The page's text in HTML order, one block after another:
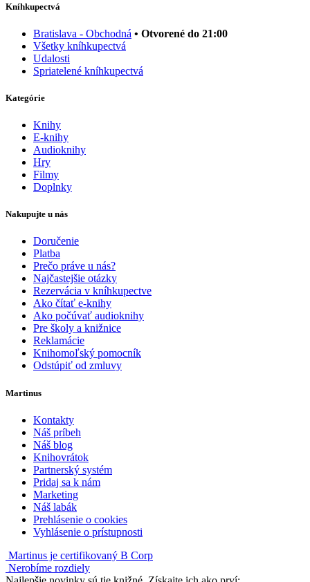
Kníhkupectvá
Bratislava - Obchodná • Otvorené do 21:00
Všetky kníhkupectvá
Udalosti
Spriatelené kníhkupectvá
Kategórie
Knihy
E-knihy
Audioknihy
Hry
Filmy
Doplnky
Nakupujte u nás
Doručenie
Platba
Prečo práve u nás?
Najčastejšie otázky
Rezervácia v kníhkupectve
Ako čítať e-knihy
Ako počúvať audioknihy
Pre školy a knižnice
Reklamácie
Knihomoľský pomocník
Odstúpiť od zmluvy
Martinus
Kontakty
Náš príbeh
Náš blog
Knihovrátok
Partnerský systém
Pridaj sa k nám
Marketing
Náš labák
Prehlásenie o cookies
Vyhlásenie o prístupnosti
Martinus je certifikovaný B Corp
Nerobíme rozdiely